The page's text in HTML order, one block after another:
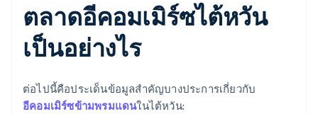
ตลาดอีคอมเมิร์ซไต้หวัน
เป็นอย่างไร
ต่อไปนี้คือประเด็นข้อมูลสําคัญบางประการเกี่ยวกับ
อีคอมเมิร์ซข้ามพรมแดนในไต้หวัน: